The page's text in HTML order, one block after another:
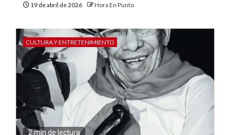
19 de abril de 2026 Hora En Punto
CULTURA Y ENTRETENIMIENTO
2 min de lectura